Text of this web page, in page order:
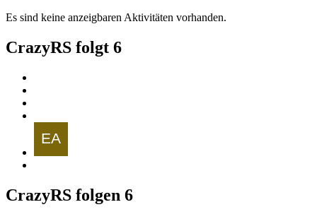
Es sind keine anzeigbaren Aktivitäten vorhanden.
CrazyRS folgt 6
CrazyRS folgen 6